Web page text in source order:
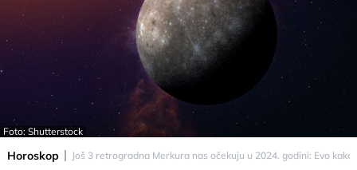
Foto: Shutterstock
Horoskop Još 3 retrogradna Merkura nas očekuju u 2024. godini: Evo